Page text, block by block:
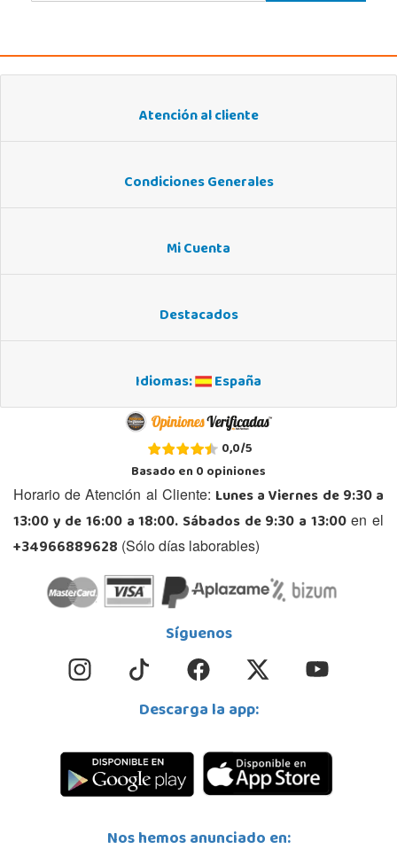
Atención al cliente
Condiciones Generales
Mi Cuenta
Destacados
Idiomas: España
0,0/5
Basado en0opiniones
Horario de Atención al Cliente: Lunes a Viernes de 9:30 a
13:00 y de 16:00 a 18:00. Sábados de 9:30 a 13:00en el
+34966889628 (Sólo días laborables)
Síguenos
Descarga la app:
Nos hemos anunciado en: